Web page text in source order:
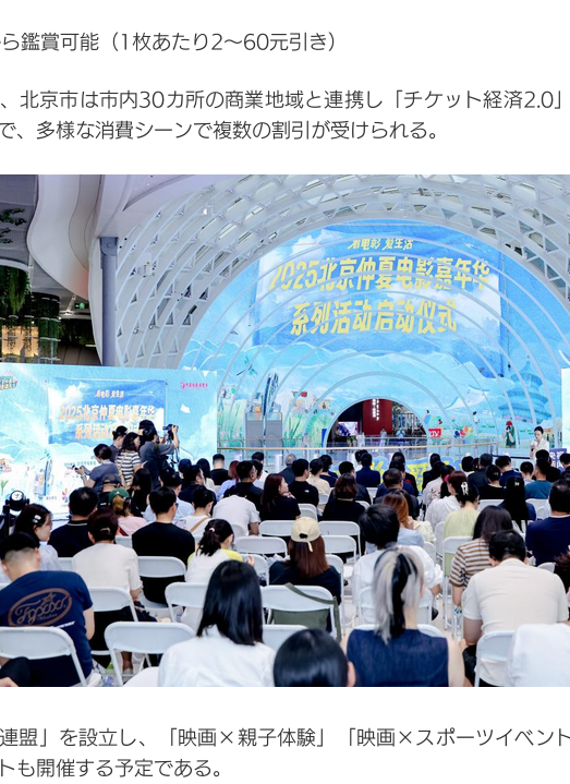
鑑賞可能（1枚あたり2～60元引き）
北京市は市内30カ所の商業地域と連携し「チケット経済2.0
、多様な消費シーンで複数の割引が受けられる。
盟」を設立し、「映画×親子体験」「映画×スポーツイベン
も開催する予定である。